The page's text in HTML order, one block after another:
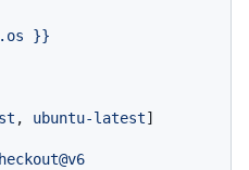
}}
, ubuntu-latest]